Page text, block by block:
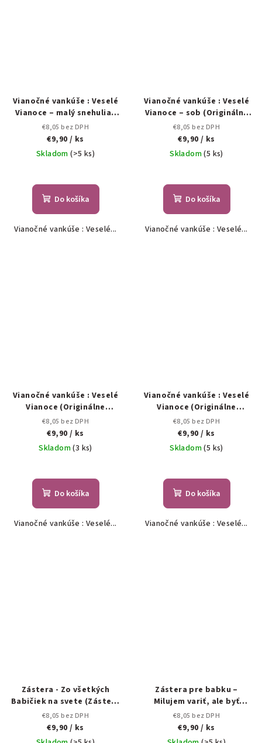
Vianočné vankúše : Veselé
Vianoce – malý snehuliak
(Originálne darčeky na
Vianoce.)
€8,05 bez DPH
€9,90 / ks
Skladom(>5 ks)
Do košíka
Vianočné vankúše : Veselé...
Vianočné vankúše : Veselé
Vianoce – sob (Originálne
darčeky na Vianoce.)
€8,05 bez DPH
€9,90 / ks
Skladom(5 ks)
Do košíka
Vianočné vankúše : Veselé...
Vianočné vankúše : Veselé
Vianoce (Originálne
darčeky na Vianoce.)
€8,05 bez DPH
€9,90 / ks
Skladom(3 ks)
Do košíka
Vianočné vankúše : Veselé...
Vianočné vankúše : Veselé
Vianoce (Originálne
darčeky na Vianoce.)
€8,05 bez DPH
€9,90 / ks
Skladom(5 ks)
Do košíka
Vianočné vankúše : Veselé...
Zástera - Zo všetkých
Babičiek na svete (Zástera
)
€8,05 bez DPH
€9,90 / ks
Zástera pre babku –
Milujem variť, ale byť
babkou je najviac
€8,05 bez DPH
€9,90 / ks